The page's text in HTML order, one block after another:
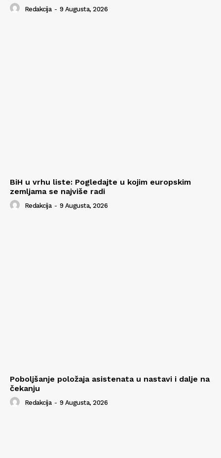
Redakcija - 9 Augusta, 2026
BiH u vrhu liste: Pogledajte u kojim europskim
zemljama se najviše radi
Redakcija - 9 Augusta, 2026
Poboljšanje položaja asistenata u nastavi i dalje na
čekanju
Redakcija - 9 Augusta, 2026